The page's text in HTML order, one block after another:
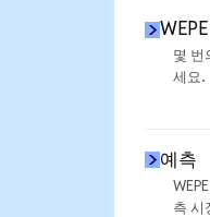
몇 번
세요.
예측
측 시